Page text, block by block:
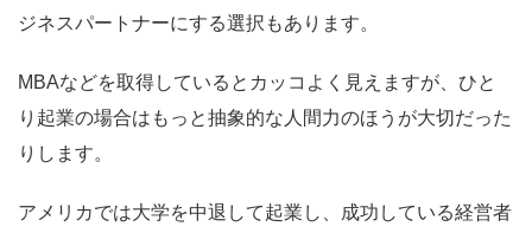
ジネスパートナーにする選択もあります。
MBAなどを取得しているとカッコよく見えますが、ひと
り起業の場合はもっと抽象的な人間力のほうが大切だった
りします。
アメリカでは大学を中退して起業し、成功している経営者